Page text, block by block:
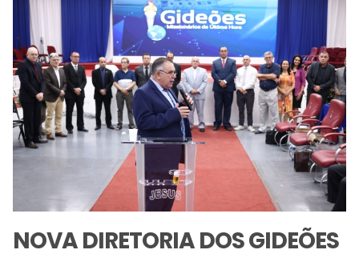
NOVA DIRETORIA DOS GIDEÕES